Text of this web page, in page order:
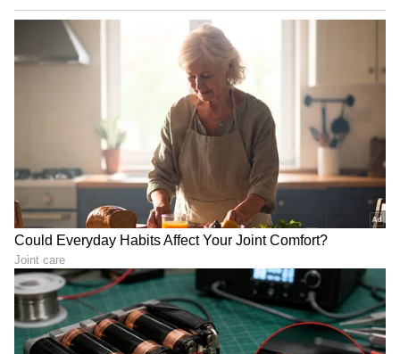
Image Credit :Samsung
ರಿಯಲ್ ಟೈಮ್ ವಾಯ್ಸ್ ಟ್ರಾನ್ಸ್‌ಸ್ಕ್ರಿಪ್ಶನ್
Galaxy A27 5Gಯಲ್ಲಿ Circle to Search with
Google, 22 ಭಾಷೆಗಳಲ್ಲಿ ರಿಯಲ್-ಟೈಮ್ ವಾಯ್ಸ್
ಟ್ರಾನ್ಸ್‌ಸ್ಕ್ರಿಪ್ಶನ್ ಹಾಗೂ Google Gemini, Perplexity
ಜೊತೆಗೆ ಏಕೀಕರಣ (Integration) ಸೇರಿದಂತೆ ಹಲವು AI
ವೈಶಿಷ್ಟ್ಯಗಳು ಲಭ್ಯವಿವೆ. ಇದರೊಂದಿಗೆ, Bixby ಮೂಲಕ
ಬಳಕೆದಾರರು ಯಾವುದೇ ಭಾಷೆಯಲ್ಲೇ ಸೆಟ್ಟಿಂಗ್‌ಗಳನ್ನು